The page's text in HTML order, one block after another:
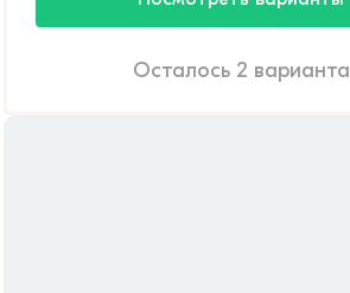
Осталось 2 варианта